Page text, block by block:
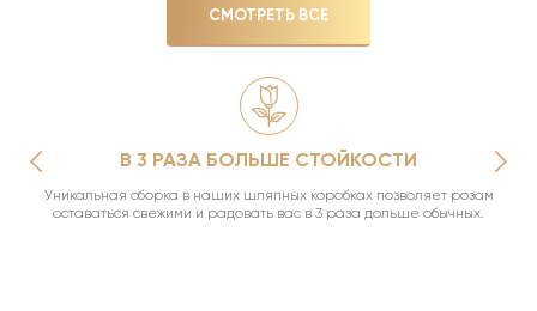
СМОТРЕТЬ ВСЕ
В 3 РАЗА БОЛЬШЕ СТОЙКОСТИ
Уникальная сборка в наших шляпных коробках позволяет розам
оставаться свежими и радовать вас в 3 раза дольше обычных.